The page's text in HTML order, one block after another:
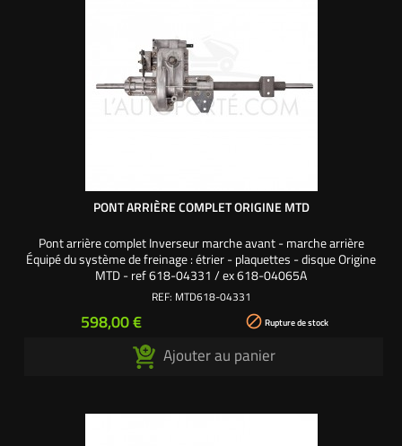
PONT ARRIÈRE COMPLET ORIGINE MTD
Pont arrière complet Inverseur marche avant - marche arrière
Équipé du système de freinage : étrier - plaquettes - disque Origine
MTD - ref 618-04331 / ex 618-04065A
REF: MTD618-04331
Prix
598,00 €  Rupture de stock
Ajouter au panier